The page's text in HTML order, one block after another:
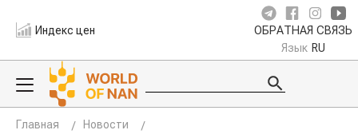
Индекс цен ОБРАТНАЯ СВЯЗЬ
Язык RU
Главная
Новости